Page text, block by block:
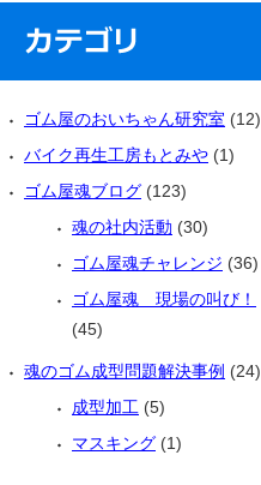
ゴム屋のおいちゃん研究室 (12)
バイク再生工房もとみや (1)
ゴム屋魂ブログ (123)
魂の社内活動 (30)
ゴム屋魂チャレンジ (36)
ゴム屋魂 現場の叫び！
(45)
魂のゴム成型問題解決事例 (24)
成型加工 (5)
マスキング (1)